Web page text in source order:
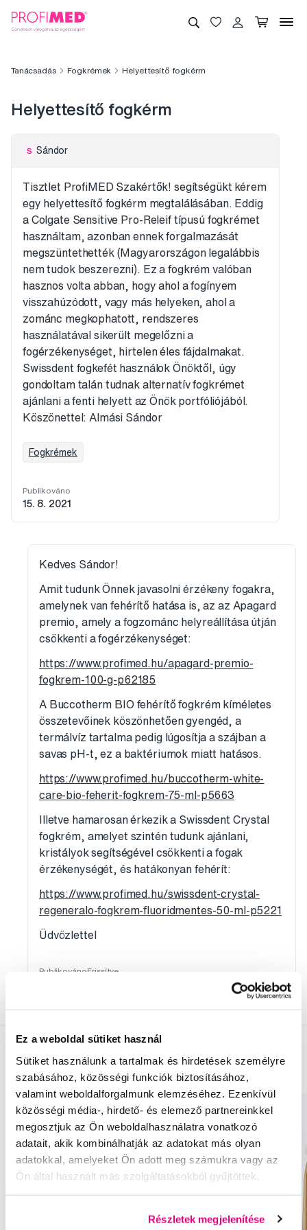
Ez a weboldal sütiket használ
Sütiket használunk a tartalmak és hirdetések személyre
szabásához, közösségi funkciók biztosításához,
valamint weboldalforgalmunk elemzéséhez. Ezenkívül
közösségi média-, hirdető- és elemező partnereinkkel
megosztjuk az Ön weboldalhasználatra vonatkozó
adatait, akik kombinálhatják az adatokat más olyan
adatokkal, amelyeket Ön adott meg számukra vagy az
Ön által használt más szolgáltatásokból gyűjtöttek.
Részletek megjelenítése
Tanácsadás Fogkrémek Helyettesítő fogkérm
Helyettesítő fogkérm
S Sándor
Tisztlet ProfiMED Szakértők! segítségükt kérem
egy helyettesítő fogkérm megtalálásában. Eddig
a Colgate Sensitive Pro-Releif típusú fogkrémet
használtam, azonban ennek forgalmazását
megszüntethették (Magyarországon legalábbis
nem tudok beszerezni). Ez a fogkrém valóban
hasznos volta abban, hogy ahol a fogínyem
visszahúzódott, vagy más helyeken, ahol a
zománc megkophatott, rendszeres
használatával sikerült megelőzni a
fogérzékenységet, hirtelen éles fájdalmakat.
Swissdent fogkefét használok Önöktől, úgy
gondoltam talán tudnak alternatív fogkrémet
ajánlani a fenti helyett az Önök portfóliójából.
Köszönettel: Almási Sándor
Fogkrémek
Publikováno
15. 8. 2021
Kedves Sándor!
Amit tudunk Önnek javasolni érzékeny fogakra,
amelynek van fehérítő hatása is, az az Apagard
premio, amely a fogzománc helyreállítása útján
csökkenti a fogérzékenységet:
https://www.profimed.hu/apagard-premio-
fogkrem-100-g-p62185
A Buccotherm BIO fehérítő fogkrém kíméletes
összetevőinek köszönhetően gyengéd, a
termálvíz tartalma pedig lúgosítja a szájban a
savas pH-t, ez a baktériumok miatt hatásos.
https://www.profimed.hu/buccotherm-white-
care-bio-feherit-fogkrem-75-ml-p5663
Illetve hamarosan érkezik a Swissdent Crystal
fogkrém, amelyet szintén tudunk ajánlani,
kristályok segítségével csökkenti a fogak
érzékenységét, és hatákonyan fehérít:
https://www.profimed.hu/swissdent-crystal-
regeneralo-fogkrem-fluoridmentes-50-ml-p5221
Üdvözlettel
PublikovánoFrissítve
Termékek